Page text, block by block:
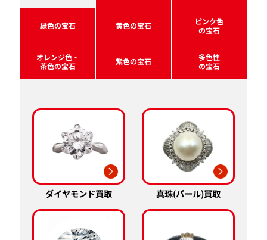
緑色の宝石 黄色の宝石
ピンク色
の宝石
オレンジ色・
茶色の宝石
紫色の宝石
多色性
の宝石
ダイヤモンド買取 真珠(パール)買取